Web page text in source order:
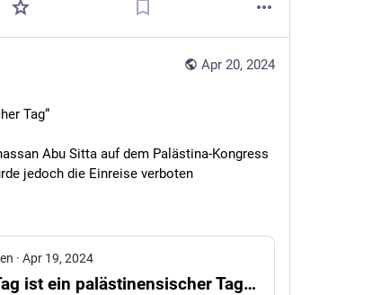
Apr 20, 2024
Tag“
Abu Sitta auf dem Palästina-Kongress
jedoch die Einreise verboten
· Apr 19, 2024
"Der morgige Tag ist ein palästinensischer Tag" - Sozialismus von unten